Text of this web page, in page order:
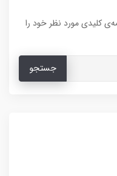
کلیدی مورد نظر خود را
جستجو